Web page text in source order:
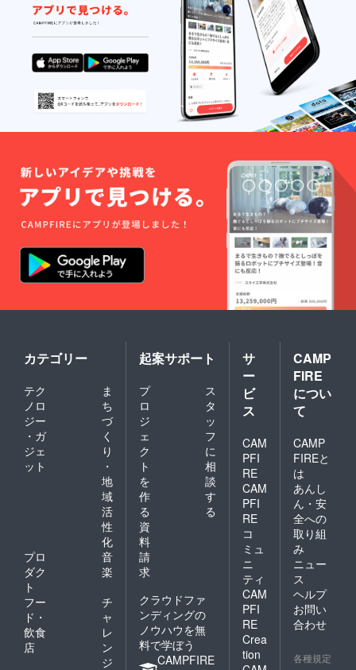
カテゴリー
テク
ノロ
ジー
・ガ
ジェ
ット
ま
ち
づ
く
り
・
地
域
活
性
化
プロ
ダク
ト
音
楽
フー
ド・
飲食
店
チ
ャ
レ
ン
ジ
起案サポート
プ
ロ
ジ
ェ
ク
ト
を
作
る
ス
タ
ッ
フ
に
相
談
す
る
資
料
請
求
クラウドファ
ンディングの
ノウハウを無
料で学ぼう
CAMPFIRE
サ
ー
ビ
ス
CAM
PFI
RE
CAM
PFI
RE
コ
ミュ
ニ
ティ
CAM
PFI
RE
Crea
tion
CAMP
FIRE
につい
て
CAMP
FIREと
は
あんし
ん・安
全への
取り組
み
ニュー
ス
ヘルプ
お問い
合わせ
各種規定